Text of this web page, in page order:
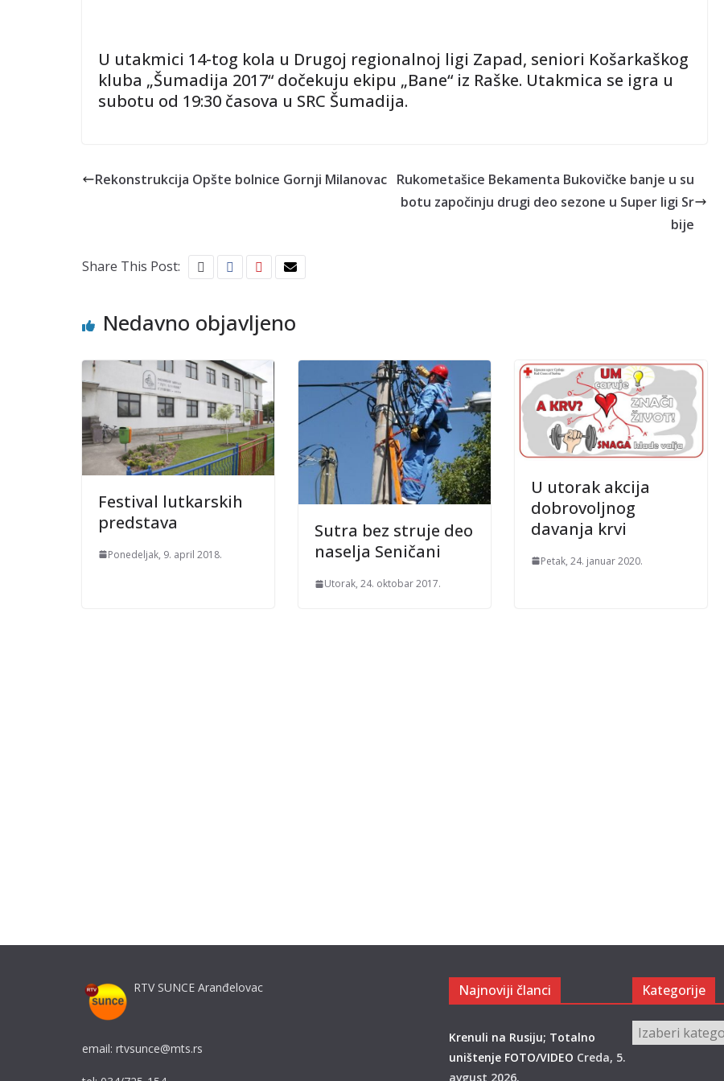
U utakmici 14-tog kola u Drugoj regionalnoj ligi Zapad, seniori Košarkaškog
kluba „Šumadija 2017“ dočekuju ekipu „Bane“ iz Raške. Utakmica se igra u
subotu od 19:30 časova u SRC Šumadija.
Rekonstrukcija Opšte bolnice Gornji Milanovac Rukometašice Bekamenta Bukovičke banje u su
botu započinju drugi deo sezone u Super ligi Sr
bije
Share This Post:
Nedavno objavljeno
Festival lutkarskih
predstava
Ponedeljak, 9. april 2018.
Sutra bez struje deo
naselja Seničani
Utorak, 24. oktobar 2017.
U utorak akcija
dobrovoljnog
davanja krvi
Petak, 24. januar 2020.
RTV SUNCE Aranđelovac
email: rtvsunce@mts.rs
Najnoviji članci
Krenuli na Rusiju; Totalno
uništenje FOTO/VIDEO Creda, 5.
avgust 2026.
Kategorije
Kategorije